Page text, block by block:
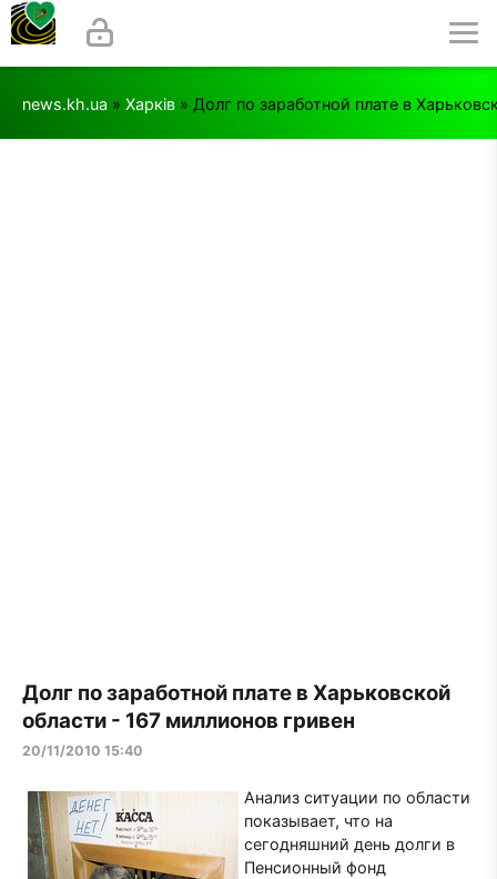
news.kh.ua » Харків » Долг по заработной плате в
Долг по заработной плате в Харьковской
области - 167 миллионов гривен
20/11/2010 15:40
Анализ ситуации по области
показывает, что на
сегодняшний день долги в
Пенсионный фонд